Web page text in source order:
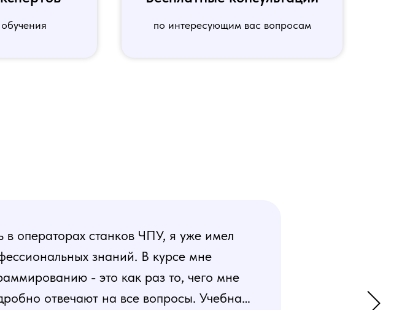
по интересующим вас вопросам
операторах станков ЧПУ, я уже имел
знаний. В курсе мне
- это как раз то, чего мне
отвечают на все вопросы. Учебная